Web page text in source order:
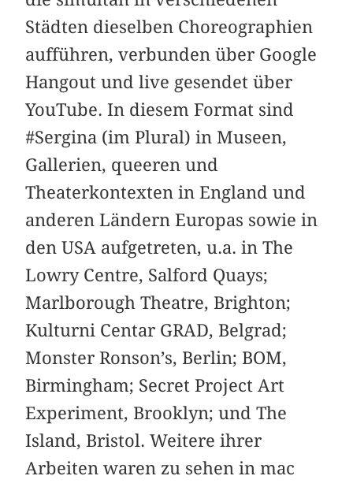
Städten dieselben Choreographien
aufführen, verbunden über Google
Hangout und live gesendet über
YouTube. In diesem Format sind
#Sergina (im Plural) in Museen,
Gallerien, queeren und
Theaterkontexten in England und
anderen Ländern Europas sowie in
den USA aufgetreten, u.a. in The
Lowry Centre, Salford Quays;
Marlborough Theatre, Brighton;
Kulturni Centar GRAD, Belgrad;
Monster Ronson’s, Berlin; BOM,
Birmingham; Secret Project Art
Experiment, Brooklyn; und The
Island, Bristol. Weitere ihrer
Arbeiten waren zu sehen in mac